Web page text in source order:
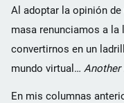
Al adoptar la opinión de
masa renunciamos a la
convertirnos en un
mundo virtual… Another
En mis columnas